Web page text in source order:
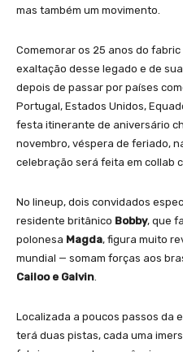
mas também um movimento.
Comemorar os 25 anos do
exaltação desse legado e de
depois de passar por países
Portugal, Estados Unidos,
festa itinerante de aniversário
novembro, véspera de feriado,
celebração será feita em collab
No lineup, dois convidados
residente britânico Bobby, que
polonesa Magda, figura muito
mundial — somam forças aos
Cailoo e Galvin
Localizada a poucos passos da
terá duas pistas, cada uma